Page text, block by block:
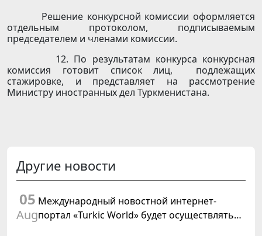
Решение конкурсной комиссии оформляется
отдельным протоколом, подписываемым
председателем и членами комиссии.
12. По результатам конкурса конкурсная
комиссия готовит список лиц, подлежащих
стажировке, и представляет на рассмотрение
Министру иностранных дел Туркменистана.
Другие новости
05
Aug
Международный новостной интернет-
портал «Turkic World» будет осуществлять